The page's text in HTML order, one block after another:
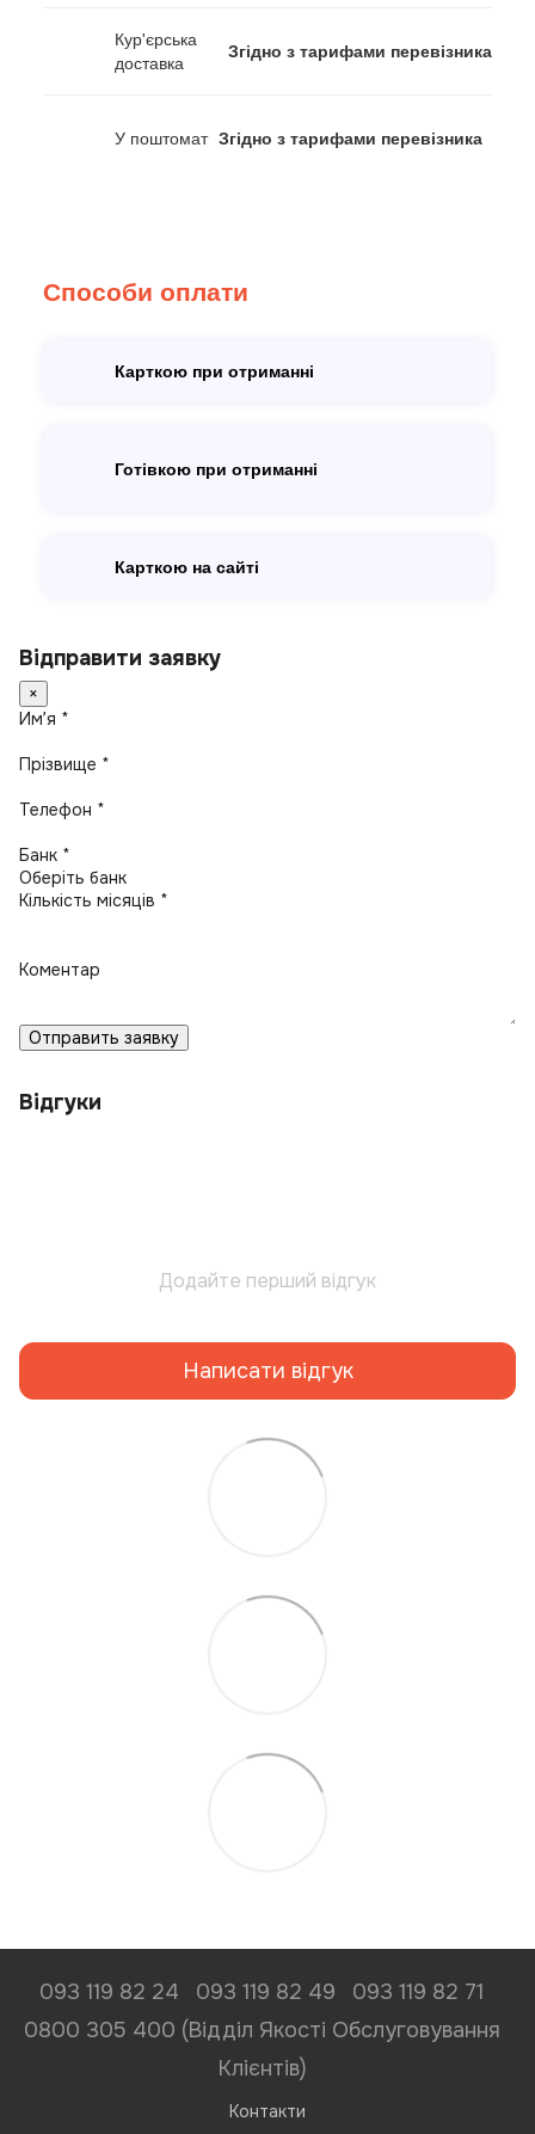
Кур'єрська
доставка
Згідно з тарифами перевізника
У поштомат Згідно з тарифами перевізника
Способи оплати
Карткою при отриманні
Готівкою при отриманні
Карткою на сайті
Відправити заявку
×
Имʼя *
Прізвище *
Телефон *
Банк *
Кількість місяців *
Коментар
Отправить заявку
Відгуки
Додайте перший відгук
Написати відгук
093 119 82 24 093 119 82 49
093 119 82 71
0800 305 400 (Відділ Якості Обслуговування
Клієнтів)
Контакти